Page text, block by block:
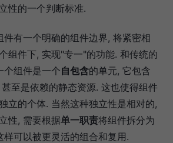
性的一个判断标准.
件有一个明确的组件边界, 将紧密相
组件下, 实现"专一"的功能. 和传统的
个组件是一个自包含的单元, 它包含
至是依赖的静态资源. 这也使得组件
立的个体. 当然这种独立性是相对的,
性, 需要根据单一职责将组件拆分为
样可以被更灵活的组合和复用.